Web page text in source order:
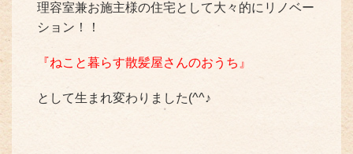
理容室兼お施主様の住宅として大々的にリノベー
ション！！
『ねこと暮らす散髪屋さんのおうち』
として生まれ変わりました(^^♪